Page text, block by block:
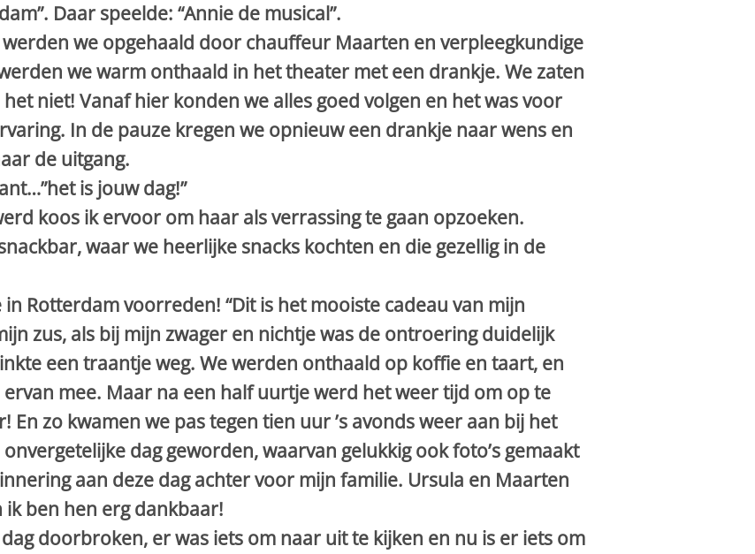
Daar speelde: “Annie de musical”.
we opgehaald door chauffeur Maarten en verpleegkundige
we warm onthaald in het theater met een drankje. We zaten
niet! Vanaf hier konden we alles goed volgen en het was voor
In de pauze kregen we opnieuw een drankje naar wens en
de uitgang.
is jouw dag!”
koos ik ervoor om haar als verrassing te gaan opzoeken.
waar we heerlijke snacks kochten en die gezellig in de
Rotterdam voorreden! “Dit is het mooiste cadeau van mijn
zus, als bij mijn zwager en nichtje was de ontroering duidelijk
een traantje weg. We werden onthaald op koffie en taart, en
mee. Maar na een half uurtje werd het weer tijd om op te
En zo kwamen we pas tegen tien uur ’s avonds weer aan bij het
dag geworden, waarvan gelukkig ook foto’s gemaakt
aan deze dag achter voor mijn familie. Ursula en Maarten
ik ben hen erg dankbaar!
doorbroken, er was iets om naar uit te kijken en nu is er iets om